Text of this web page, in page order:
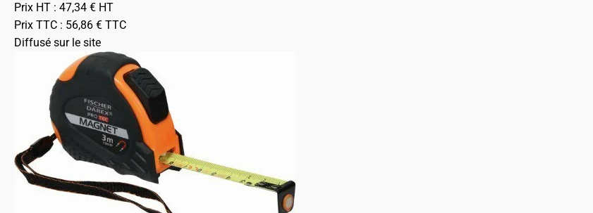
Prix HT : 47,34 € HT
Prix TTC : 56,86 € TTC
Diffusé sur le site